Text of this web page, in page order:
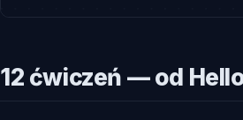
12 ćwiczeń — od